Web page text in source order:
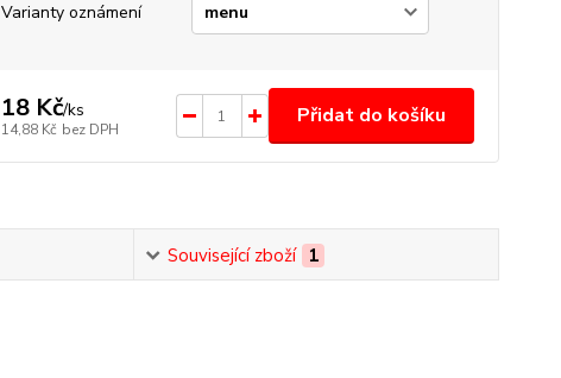
Varianty oznámení
18 Kč/ks
14,88 Kč bez DPH
Přidat do košíku
Související zboží 1